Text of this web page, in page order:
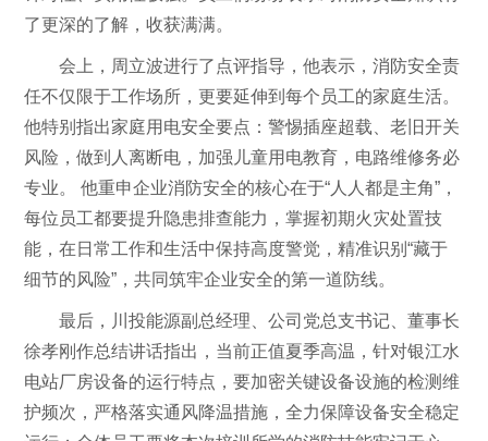
了更深的了解，收获满满。
会上，周立波进行了点评指导，他表示，消防安全责
任不仅限于工作场所，更要延伸到每个员工的家庭生活。
他特别指出家庭用电安全要点：警惕插座超载、老旧开关
风险，做到人离断电，加强儿童用电教育，电路维修务必
专业。 他重申企业消防安全的核心在于“人人都是主角”，
每位员工都要提升隐患排查能力，掌握初期火灾处置技
能，在日常工作和生活中保持高度警觉，精准识别“藏于
细节的风险”，共同筑牢企业安全的第一道防线。
最后，川投能源副总经理、公司党总支书记、董事长
徐孝刚作总结讲话指出，当前正值夏季高温，针对银江水
电站厂房设备的运行特点，要加密关键设备设施的检测维
护频次，严格落实通风降温措施，全力保障设备安全稳定